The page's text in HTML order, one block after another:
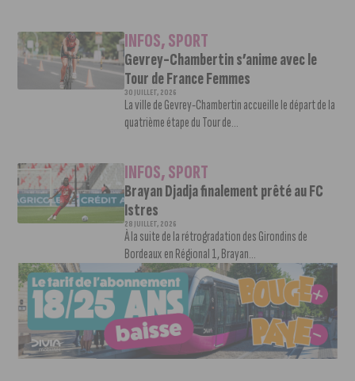
INFOS,SPORT
Gevrey-Chambertin s’anime avec le
Tour de France Femmes
30 JUILLET, 2026
La ville de Gevrey-Chambertin accueille le départ de la
quatrième étape du Tour de...
INFOS,SPORT
Brayan Djadja finalement prêté au FC
Istres
28 JUILLET, 2026
À la suite de la rétrogradation des Girondins de
Bordeaux en Régional 1, Brayan...